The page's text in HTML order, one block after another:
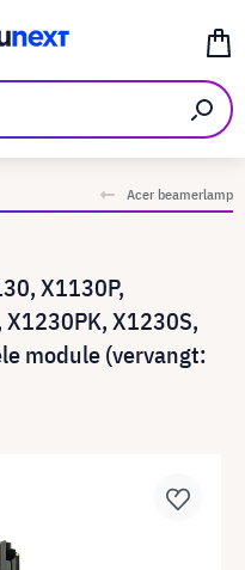
Acer beamerlamp
X1130P,
X1230S,
module (vervangt: